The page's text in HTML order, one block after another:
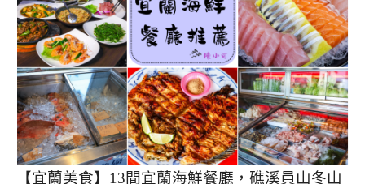
【宜蘭美食】13間宜蘭海鮮餐廳，礁溪員山冬山